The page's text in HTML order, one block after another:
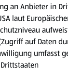
an Anbieter in
laut
auf Daten
umfasst